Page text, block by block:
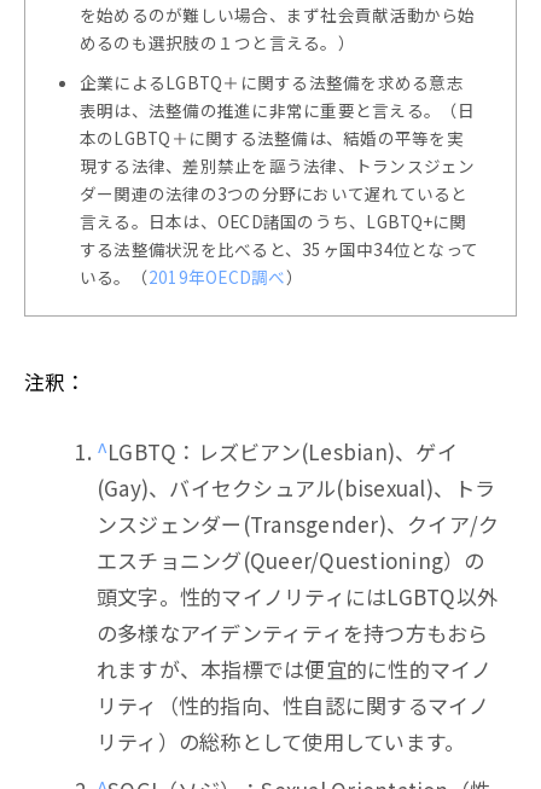
を始めるのが難しい場合、まず社会貢献活動から始
めるのも選択肢の１つと言える。）
企業によるLGBTQ＋に関する法整備を求める意志
表明は、法整備の推進に非常に重要と言える。（日
本のLGBTQ＋に関する法整備は、結婚の平等を実
現する法律、差別禁止を謳う法律、トランスジェン
ダー関連の法律の3つの分野において遅れていると
言える。日本は、OECD諸国のうち、LGBTQ+に関
する法整備状況を比べると、35ヶ国中34位となって
いる。（2019年OECD調べ）
注釈：
^LGBTQ：レズビアン(Lesbian)、ゲイ
(Gay)、バイセクシュアル(bisexual)、トラ
ンスジェンダー(Transgender)、クイア/ク
エスチョニング(Queer/Questioning）の
頭文字。性的マイノリティにはLGBTQ以外
の多様なアイデンティティを持つ方もおら
れますが、本指標では便宜的に性的マイノ
リティ（性的指向、性自認に関するマイノ
リティ）の総称として使用しています。